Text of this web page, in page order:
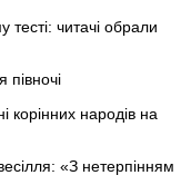
тесті: читачі обрали
півночі
корінних народів на
«З нетерпінням